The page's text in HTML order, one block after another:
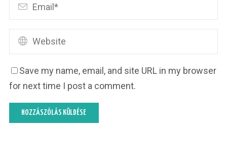
Save my name, email, and site URL in my browser
for next time I post a comment.